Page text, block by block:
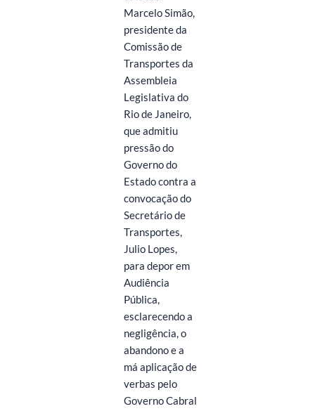
Marcelo Simão,
presidente da
Comissão de
Transportes da
Assembleia
Legislativa do
Rio de Janeiro,
que admitiu
pressão do
Governo do
Estado contra a
convocação do
Secretário de
Transportes,
Julio Lopes,
para depor em
Audiência
Pública,
esclarecendo a
negligência, o
abandono e a
má aplicação de
verbas pelo
Governo Cabral